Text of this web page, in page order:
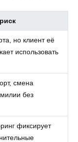
но клиент её
использовать
смена
без
фиксирует